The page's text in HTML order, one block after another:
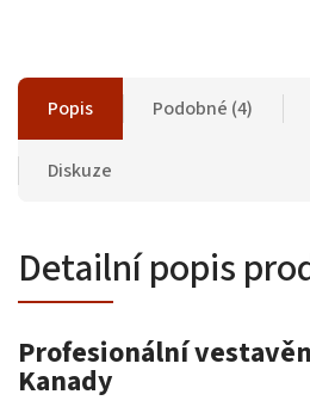
Popis Podobné (4)
Diskuze
Detailní popis
Profesionální
Kanady